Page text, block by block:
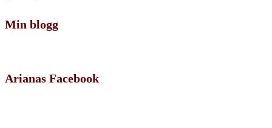
Min blogg
Arianas Facebook